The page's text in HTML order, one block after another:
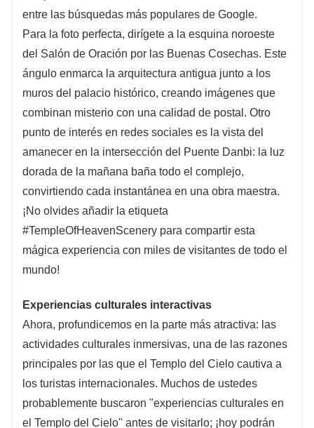
entre las búsquedas más populares de Google.
Para la foto perfecta, dirígete a la esquina noroeste
del Salón de Oración por las Buenas Cosechas. Este
ángulo enmarca la arquitectura antigua junto a los
muros del palacio histórico, creando imágenes que
combinan misterio con una calidad de postal. Otro
punto de interés en redes sociales es la vista del
amanecer en la intersección del Puente Danbi: la luz
dorada de la mañana baña todo el complejo,
convirtiendo cada instantánea en una obra maestra.
¡No olvides añadir la etiqueta
#TempleOfHeavenScenery para compartir esta
mágica experiencia con miles de visitantes de todo el
mundo!
Experiencias culturales interactivas
Ahora, profundicemos en la parte más atractiva: las
actividades culturales inmersivas, una de las razones
principales por las que el Templo del Cielo cautiva a
los turistas internacionales. Muchos de ustedes
probablemente buscaron "experiencias culturales en
el Templo del Cielo" antes de visitarlo; ¡hoy podrán